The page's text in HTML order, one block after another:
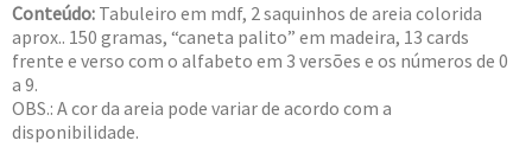
Conteúdo: Tabuleiro em mdf, 2 saquinhos de areia colorida
aprox.. 150 gramas, “caneta palito” em madeira, 13 cards
frente e verso com o alfabeto em 3 versões e os números de 0
a 9.
OBS.: A cor da areia pode variar de acordo com a
disponibilidade.